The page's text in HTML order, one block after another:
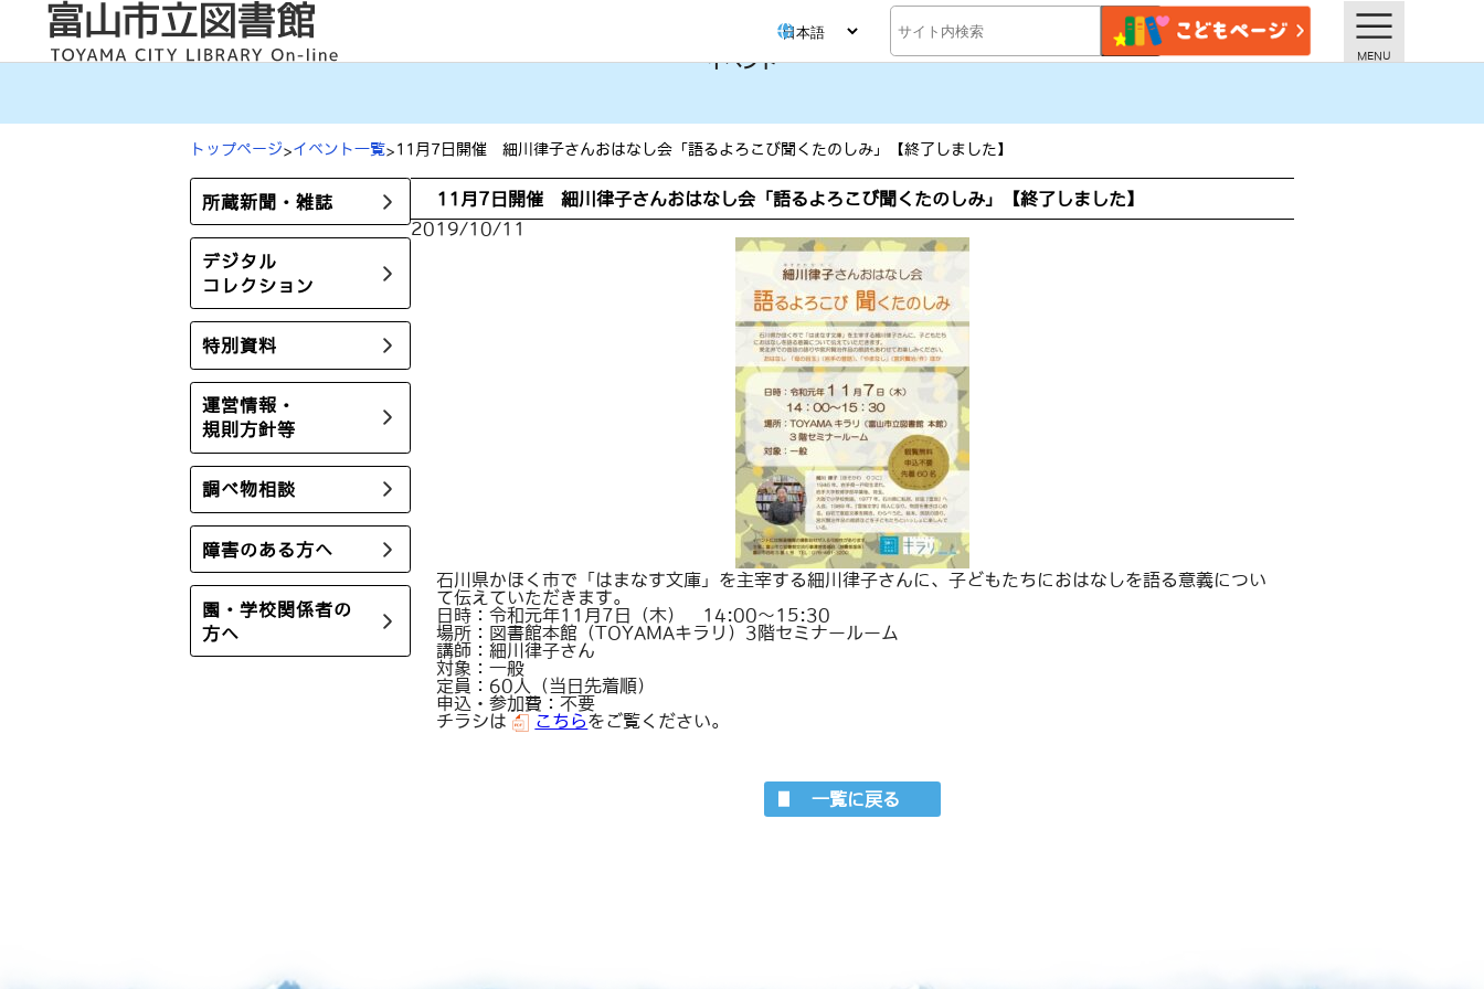
ス
検
索
イベント
トップページ イベント一覧 11月7日開催 細川律子さんおはなし会「語るよろこび聞くたのしみ」【終了しました】
所蔵新聞・雑誌
デジタル
コレクション
特別資料
運営情報・
規則方針等
調べ物相談
障害のある方へ
園・学校関係者の
方へ
11月7日開催 細川律子さんおはなし会「語るよろこび聞くたのしみ」【終了しました】
2019/10/11
石川県かほく市で「はまなす文庫」を主宰する細川律子さんに、子どもたちにおはなしを語る意義につい
て伝えていただきます。
日時：令和元年11月7日（木） 14:00～15:30
場所：図書館本館（TOYAMAキラリ）3階セミナールーム
講師：細川律子さん
対象：一般
定員：60人（当日先着順）
申込・参加費：不要
チラシは
こちらをご覧ください。
一覧に戻る